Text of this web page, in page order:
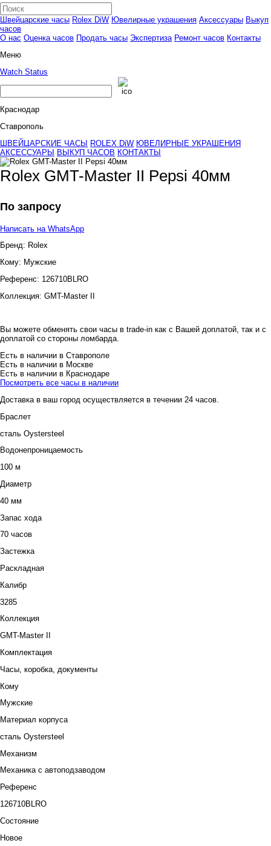
Швейцарские часы Rolex DiW Ювелирные украшения Аксессуары Выкуп
часов
О нас Оценка часов Продать часы Экспертиза Ремонт часов Контакты
Меню
Watch Status
Краснодар
Ставрополь
ШВЕЙЦАРСКИЕ ЧАСЫ
ROLEX DiW ЮВЕЛИРНЫЕ УКРАШЕНИЯ
АКСЕССУАРЫ
ВЫКУП ЧАСОВ КОНТАКТЫ
Rolex GMT-Master II Pepsi 40мм
По запросу
Написать на WhatsApp
Бренд: Rolex
Кому: Мужские
Референс: 126710BLRO
Коллекция: GMT-Master II
Вы можете обменять свои часы в trade-in как с Вашей доплатой, так и с
доплатой со стороны ломбарда.
Есть в наличии в Ставрополе
Есть в наличии в Москве
Есть в наличии в Краснодаре
Посмотреть все часы в наличии
Доставка в ваш город осуществляется в течении 24 часов.
Браслет
сталь Oystersteel
Водонепроницаемость
100 м
Диаметр
40 мм
Запас хода
70 часов
Застежка
Раскладная
Калибр
3285
Коллекция
GMT-Master II
Комплектация
Часы, коробка, документы
Кому
Мужские
Материал корпуса
сталь Oystersteel
Механизм
Механика с автоподзаводом
Референс
126710BLRO
Состояние
Новое